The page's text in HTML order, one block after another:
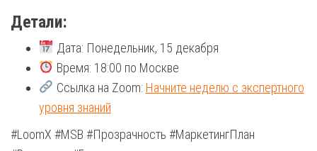
Детали:
Дата: Понедельник, 15 декабря
Время: 18:00 по Москве
Ссылка на Zoom: Начните неделю с экспертного
уровня знаний
#LoomX #MSB #Прозрачность #МаркетингПлан